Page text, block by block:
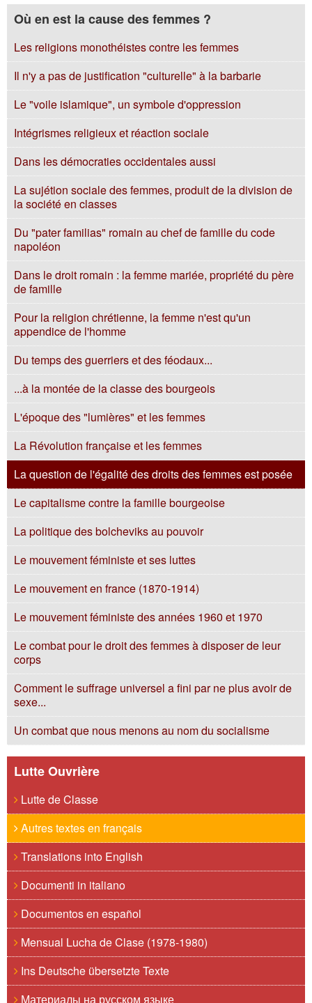
Où en est la cause des femmes ?
Les religions monothéistes contre les femmes
Il n'y a pas de justification "culturelle" à la barbarie
Le "voile islamique", un symbole d'oppression
Intégrismes religieux et réaction sociale
Dans les démocraties occidentales aussi
La sujétion sociale des femmes, produit de la division de
la société en classes
Du "pater familias" romain au chef de famille du code
napoléon
Dans le droit romain : la femme mariée, propriété du père
de famille
Pour la religion chrétienne, la femme n'est qu'un
appendice de l'homme
Du temps des guerriers et des féodaux...
...à la montée de la classe des bourgeois
L'époque des "lumières" et les femmes
La Révolution française et les femmes
La question de l'égalité des droits des femmes est posée
Le capitalisme contre la famille bourgeoise
La politique des bolcheviks au pouvoir
Le mouvement féministe et ses luttes
Le mouvement en france (1870-1914)
Le mouvement féministe des années 1960 et 1970
Le combat pour le droit des femmes à disposer de leur
corps
Comment le suffrage universel a fini par ne plus avoir de
sexe...
Un combat que nous menons au nom du socialisme
Lutte Ouvrière
Lutte de Classe
Autres textes en français
Translations into English
Documenti in italiano
Documentos en español
Mensual Lucha de Clase (1978-1980)
Ins Deutsche übersetzte Texte
Материалы на русском языке